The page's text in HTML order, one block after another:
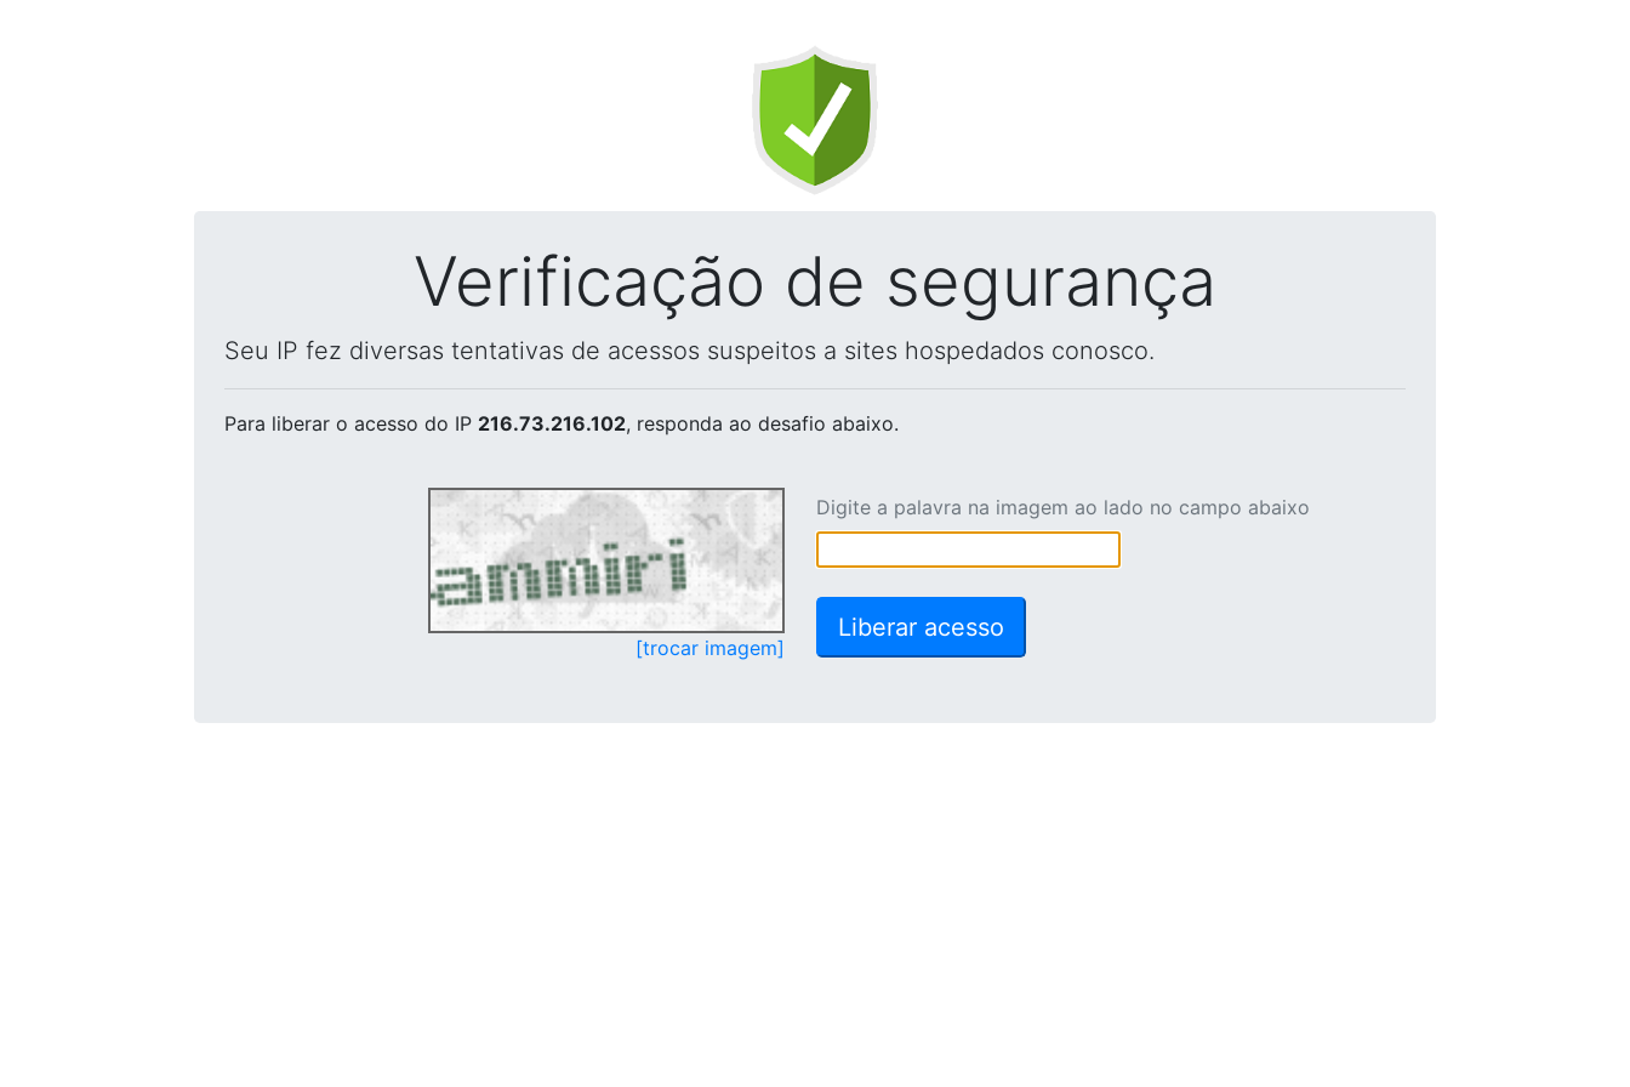
Verificação de segurança
Seu IP fez diversas tentativas de acessos suspeitos a sites hospedados conosco.
Para liberar o acesso do IP 216.73.216.102, responda ao desafio abaixo.
[trocar imagem]
Digite a palavra na imagem ao lado no campo abaixo